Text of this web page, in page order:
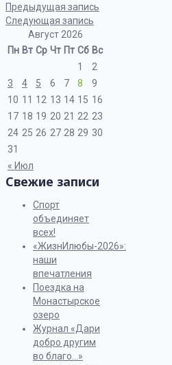
Предыдущая запись
Следующая запись
Август 2026
Пн Вт Ср Чт Пт Сб Вс
« Июл
1
2
3
4 5 6 7 8
9
10 11 12 13 14 15 16
17 18 19 20 21 22 23
24 25 26 27 28 29 30
31
Свежие записи
Спорт
объединяет
всех!
«ЖизнИлюбы-2026»:
наши
впечатления
Поездка на
Монастырское
озеро
Журнал «Дари
добро другим
во благо…»